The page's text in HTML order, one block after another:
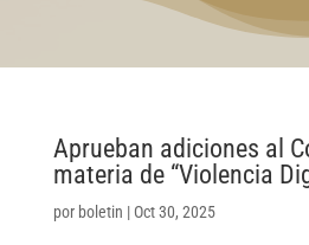
Aprueban adiciones al
materia de “Violencia
por boletin | Oct 30, 2025